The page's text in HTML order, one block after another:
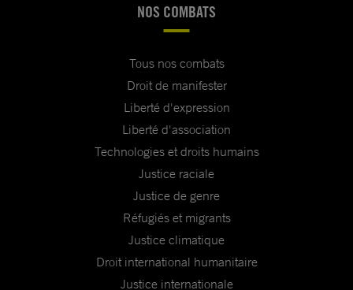
NOS COMBATS
Tous nos combats
Droit de manifester
Liberté d'expression
Liberté d'association
Technologies et droits humains
Justice raciale
Justice de genre
Réfugiés et migrants
Justice climatique
Droit international humanitaire
Justice internationale